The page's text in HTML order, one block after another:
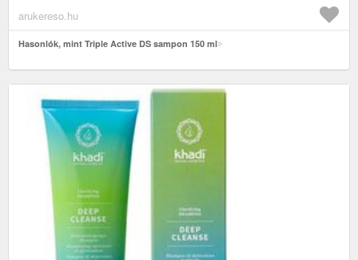
arukereso.hu
Hasonlók, mint Triple Active DS sampon 150 ml